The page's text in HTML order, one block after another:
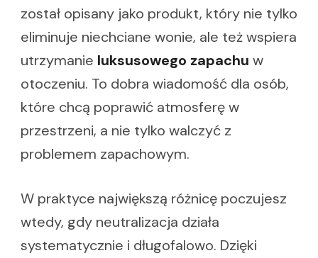
został opisany jako produkt, który nie tylko
eliminuje niechciane wonie, ale też wspiera
utrzymanie luksusowego zapachu w
otoczeniu. To dobra wiadomość dla osób,
które chcą poprawić atmosferę w
przestrzeni, a nie tylko walczyć z
problemem zapachowym.
W praktyce największą różnicę poczujesz
wtedy, gdy neutralizacja działa
systematycznie i długofalowo. Dzięki